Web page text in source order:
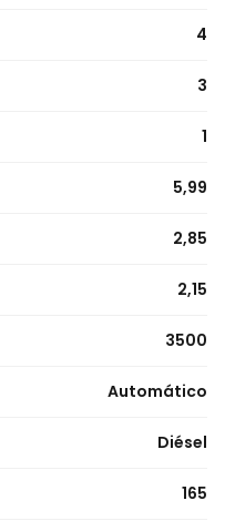
4
3
1
5,99
2,85
2,15
3500
Automático
Diésel
165